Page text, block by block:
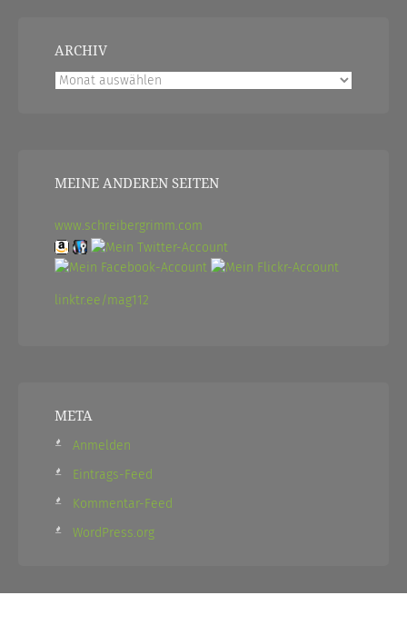
ARCHIV
Archiv
MEINE ANDEREN SEITEN
www.schreibergrimm.com
linktr.ee/mag112
META
Anmelden
Eintrags-Feed
Kommentar-Feed
WordPress.org